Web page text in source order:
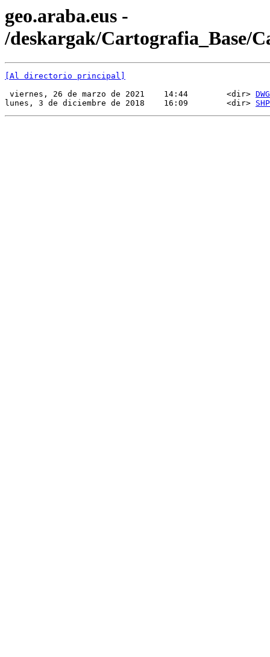
geo.araba.eus -
/deskargak/Cartografia_Base/
[Al directorio principal]
viernes, 26 de marzo de 2021    14:44        <dir>
lunes, 3 de diciembre de 2018    16:09        <dir> SHP